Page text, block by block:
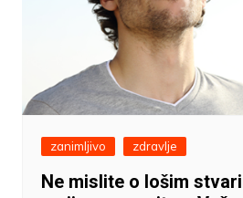
zanimljivo zdravlje
Ne mislite o lošim